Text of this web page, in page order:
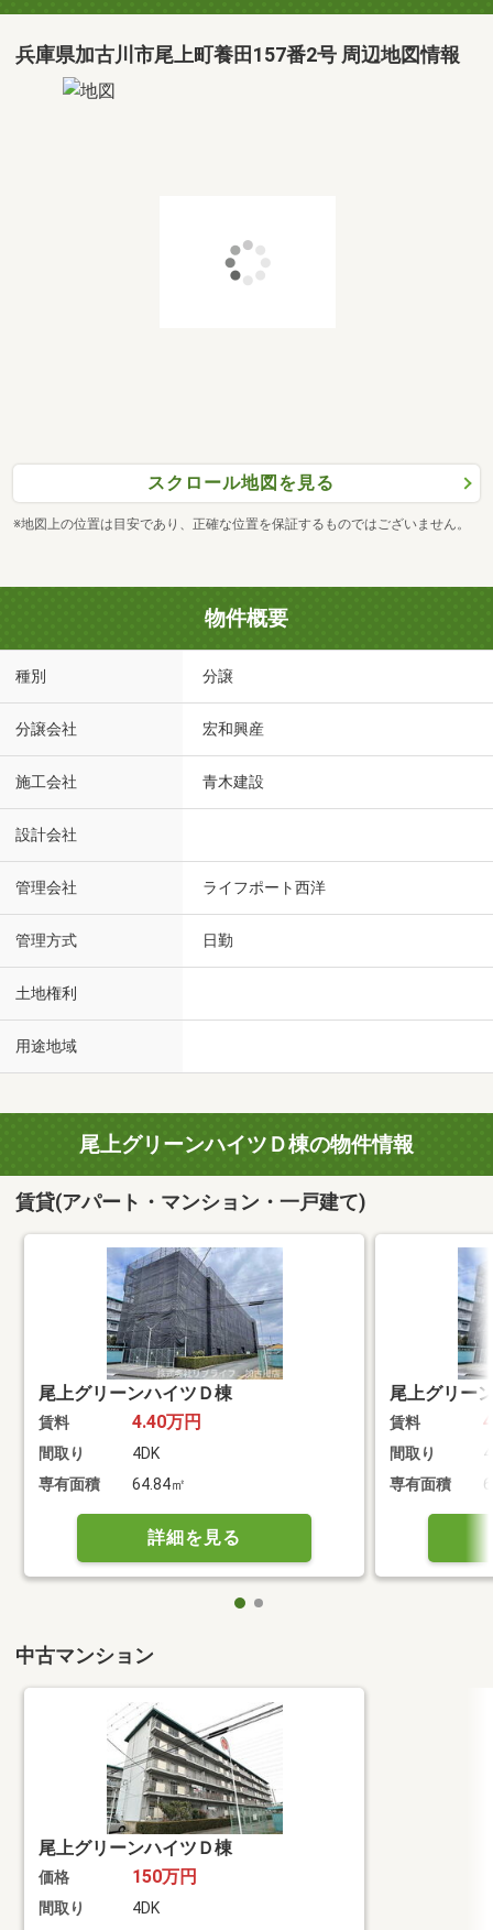
兵庫県加古川市尾上町養田157番2号 周辺地図情報
スクロール地図を見る
※地図上の位置は目安であり、正確な位置を保証するものではございません。
物件概要
種別 分譲
分譲会社 宏和興産
施工会社 青木建設
設計会社
管理会社 ライフポート西洋
管理方式 日勤
土地権利
用途地域
尾上グリーンハイツＤ棟の物件情報
賃貸(アパート・マンション・一戸建て)
尾上グリーンハイツＤ棟
賃料 4.40万円
間取り
4DK
専有面積
64.84㎡
詳細を見る
尾上グリー
賃料
間取り
専有面積
中古マンション
尾上グリーンハイツＤ棟
価格 150万円
間取り
4DK